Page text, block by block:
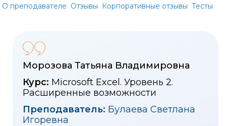
О преподавателе Отзывы Корпоративные отзывы Тесты
Морозова Татьяна Владимировна
Курс: Microsoft Excel. Уровень 2.
Расширенные возможности
Преподаватель: Булаева Светлана
Игоревна